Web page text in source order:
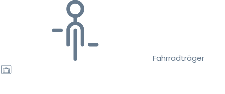
Fahrradträger